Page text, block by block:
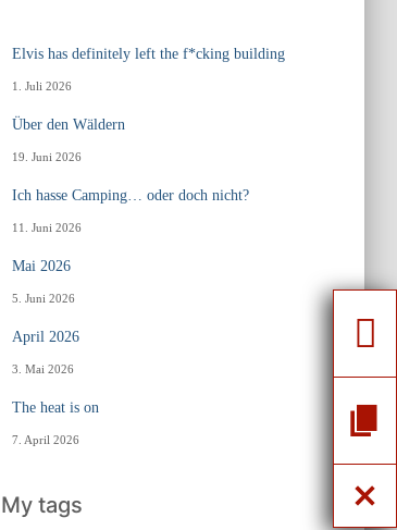
Elvis has definitely left the f*cking building
1. Juli 2026
Über den Wäldern
19. Juni 2026
Ich hasse Camping… oder doch nicht?
11. Juni 2026
Mai 2026
5. Juni 2026
April 2026
3. Mai 2026
The heat is on
7. April 2026
My tags